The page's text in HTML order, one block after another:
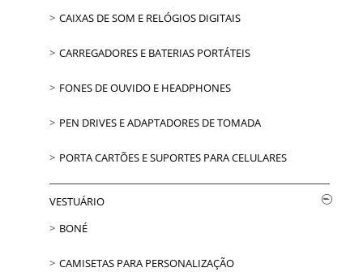
CAIXAS DE SOM E RELÓGIOS DIGITAIS
CARREGADORES E BATERIAS PORTÁTEIS
FONES DE OUVIDO E HEADPHONES
PEN DRIVES E ADAPTADORES DE TOMADA
PORTA CARTÕES E SUPORTES PARA CELULARES
VESTUÁRIO
BONÉ
CAMISETAS PARA PERSONALIZAÇÃO